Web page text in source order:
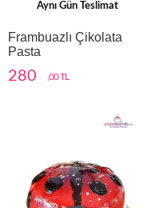
Aynı Gün Teslimat
Frambuazlı Çikolata
Pasta
280 ,00 TL